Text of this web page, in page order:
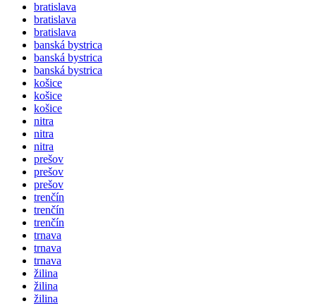
bratislava
bratislava
bratislava
banská bystrica
banská bystrica
banská bystrica
košice
košice
košice
nitra
nitra
nitra
prešov
prešov
prešov
trenčín
trenčín
trenčín
trnava
trnava
trnava
žilina
žilina
žilina